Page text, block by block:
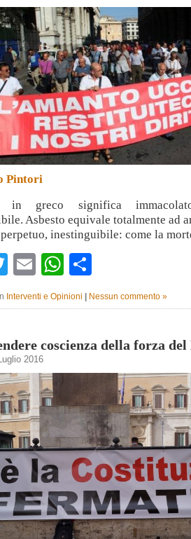
Pintori
in greco significa
Asbesto equivale totalmente ad
inestinguibile: come la
TwitterEmailWhatsApp
Interventi e Opinioni | Nessun commento »
coscienza della forza del
2016